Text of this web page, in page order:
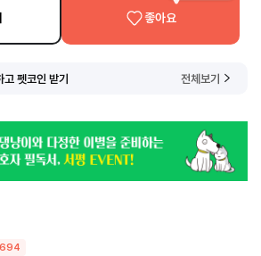
좋아요
고 펫코인 받기 전체보기